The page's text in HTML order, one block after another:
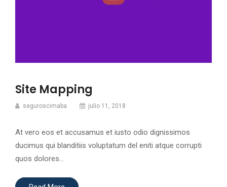
Site Mapping
seguroscimaba julio 11, 2018
At vero eos et accusamus et iusto odio dignissimos
ducimus qui blanditiis voluptatum del eniti atque corrupti
quos dolores…